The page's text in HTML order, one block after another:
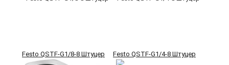
Festo QSTF-G1/8-8 Штуцер Festo QSTF-G1/4-8 Штуцер